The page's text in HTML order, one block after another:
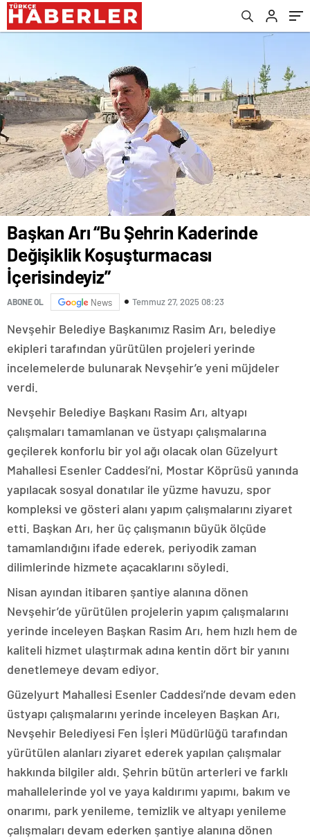
Başkan Arı “Bu Şehrin Kaderinde
Değişiklik Koşuşturmacası
İçerisindeyiz”
ABONE OL News Temmuz 27, 2025 08:23
Nevşehir Belediye Başkanımız Rasim Arı, belediye
ekipleri tarafından yürütülen projeleri yerinde
incelemelerde bulunarak Nevşehir’e yeni müjdeler
verdi.
Nevşehir Belediye Başkanı Rasim Arı, altyapı
çalışmaları tamamlanan ve üstyapı çalışmalarına
geçilerek konforlu bir yol ağı olacak olan Güzelyurt
Mahallesi Esenler Caddesi’ni, Mostar Köprüsü yanında
yapılacak sosyal donatılar ile yüzme havuzu, spor
kompleksi ve gösteri alanı yapım çalışmalarını ziyaret
etti. Başkan Arı, her üç çalışmanın büyük ölçüde
tamamlandığını ifade ederek, periyodik zaman
dilimlerinde hizmete açacaklarını söyledi.
Nisan ayından itibaren şantiye alanına dönen
Nevşehir’de yürütülen projelerin yapım çalışmalarını
yerinde inceleyen Başkan Rasim Arı, hem hızlı hem de
kaliteli hizmet ulaştırmak adına kentin dört bir yanını
denetlemeye devam ediyor.
Güzelyurt Mahallesi Esenler Caddesi’nde devam eden
üstyapı çalışmalarını yerinde inceleyen Başkan Arı,
Nevşehir Belediyesi Fen İşleri Müdürlüğü tarafından
yürütülen alanları ziyaret ederek yapılan çalışmalar
hakkında bilgiler aldı. Şehrin bütün arterleri ve farklı
mahallelerinde yol ve yaya kaldırımı yapımı, bakım ve
onarımı, park yenileme, temizlik ve altyapı yenileme
çalışmaları devam ederken şantiye alanına dönen